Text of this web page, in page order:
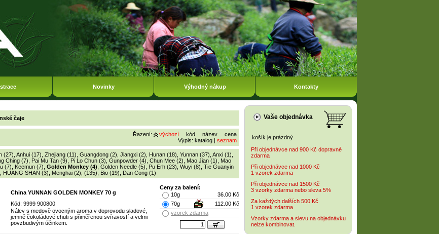
Novinky Výhodný nákup Kontakty
čaje
Řazení: výchozí kód název
cena
Výpis: katalog | seznam
(27) Anhui (17) Zhejiang (11) Guangdong (2) Jiangxi (2) Hunan (18) Yunnan (37) Anxi (1)
Ching (7) Pai Mu Tan (9) Pi Lo Chun (3) Gunpowder (4) Chun Mee (2) Mao Jian (1)
Mao
(7) Keemun (7) Golden Monkey (4) Golden Needle (5) Pu Erh (23) Wuyi (8) Tie Guanyin
HUANG SHAN (3) Menghai (2) (135) Bio (19) Dan Cong (1)
China YUNNAN GOLDEN MONKEY 70 g
Kód: 9999 900800
Nálev s medově ovocným aroma v doprovodu sladové,
jemně čokoládové chuti s přiměřenou svíravostí a velmi
povzbudivým účinkem.
Ceny za balení:
10g
36.00 Kč
70g
112.00 Kč
vzorek zdarma
Vaše objednávka
košík je prázdný
Při objednávce nad 900 Kč dopravné
zdarma
Při objednávce nad 1000 Kč
1 vzorek zdarma
Při objednávce nad 1500 Kč
3 vzorky zdarma nebo sleva 5%
Za každých dalších 500 Kč
1 vzorek zdarma
Vzorky zdarma a slevu na objednávku
nelze kombinovat.